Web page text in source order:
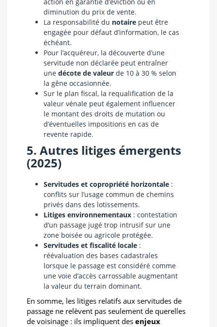
diminution du prix de vente.
La responsabilité du notaire peut être
engagée pour défaut d’information, le cas
échéant.
Pour l’acquéreur, la découverte d’une
servitude non déclarée peut entraîner
une décote de valeur de 10 à 30 % selon
la gêne occasionnée.
Sur le plan fiscal, la requalification de la
valeur vénale peut également influencer
le montant des droits de mutation ou
d’éventuelles impositions en cas de
revente rapide.
5. Autres litiges émergents
(2025)
Servitudes et copropriété horizontale :
conflits sur l’usage commun de chemins
privés dans des lotissements.
Litiges environnementaux : contestation
d’un passage jugé trop intrusif sur une
zone boisée ou agricole protégée.
Servitudes et fiscalité locale :
réévaluation des bases cadastrales
lorsque le passage est considéré comme
une voie d’accès carrossable augmentant
la valeur du terrain dominant.
En somme, les litiges relatifs aux servitudes de
passage ne relèvent pas seulement de querelles
de voisinage : ils impliquent des enjeux